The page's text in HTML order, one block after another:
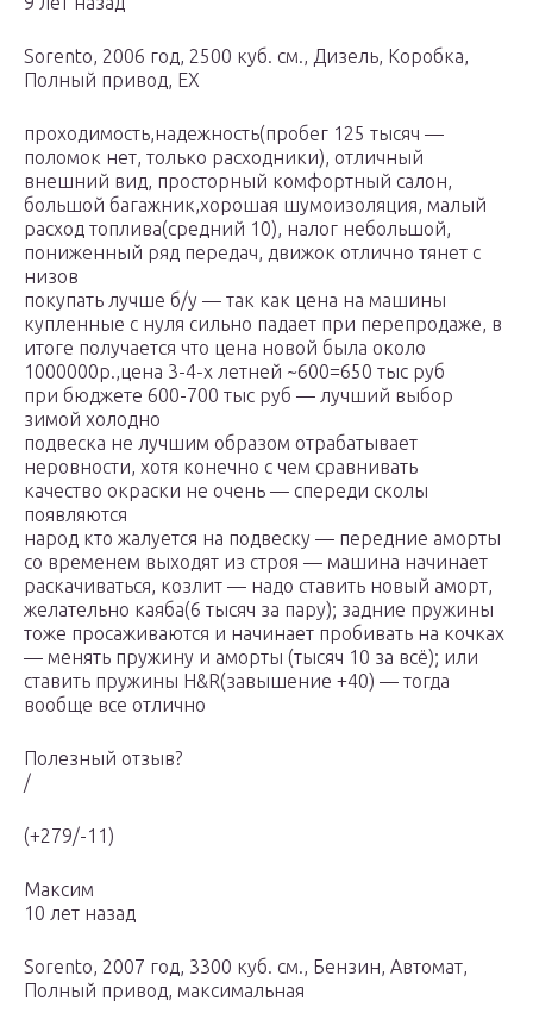
Sorento, 2006 год, 2500 куб. см., Дизель, Коробка,
Полный привод, EX
проходимость,надежность(пробег 125 тысяч —
поломок нет, только расходники), отличный
внешний вид, просторный комфортный салон,
большой багажник,хорошая шумоизоляция, малый
расход топлива(средний 10), налог небольшой,
пониженный ряд передач, движок отлично тянет с
низов
покупать лучше б/у — так как цена на машины
купленные с нуля сильно падает при перепродаже, в
итоге получается что цена новой была около
1000000р.,цена 3-4-х летней ~600=650 тыс руб
при бюджете 600-700 тыс руб — лучший выбор
зимой холодно
подвеска не лучшим образом отрабатывает
неровности, хотя конечно с чем сравнивать
качество окраски не очень — спереди сколы
появляются
народ кто жалуется на подвеску — передние аморты
со временем выходят из строя — машина начинает
раскачиваться, козлит — надо ставить новый аморт,
желательно каяба(6 тысяч за пару); задние пружины
тоже просаживаются и начинает пробивать на кочках
— менять пружину и аморты (тысяч 10 за всё); или
ставить пружины H&R(завышение +40) — тогда
вообще все отлично
Полезный отзыв?
/
(+279/-11)
Максим
10 лет назад
Sorento, 2007 год, 3300 куб. см., Бензин, Автомат,
Полный привод, максимальная